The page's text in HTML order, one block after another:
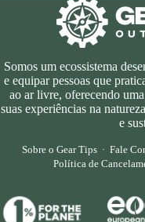
Somos um ecossistema
e equipar pessoas que
ao ar livre, oferecendo
suas experiências na
e
Sobre o Gear Tips· Fale
Política de